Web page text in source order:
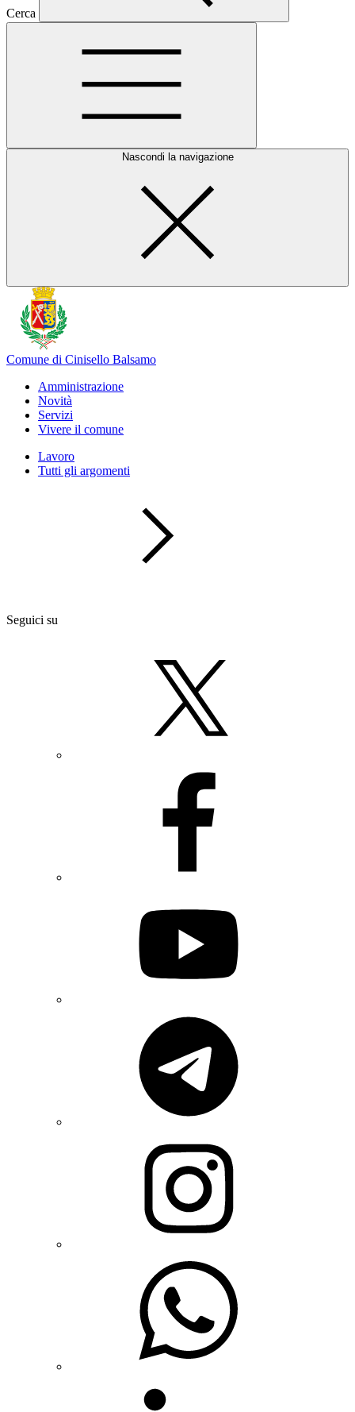
Cerca
Nascondi la navigazione
Comune di Cinisello Balsamo
Amministrazione
Novità
Servizi
Vivere il comune
Lavoro
Tutti gli argomenti
Seguici su